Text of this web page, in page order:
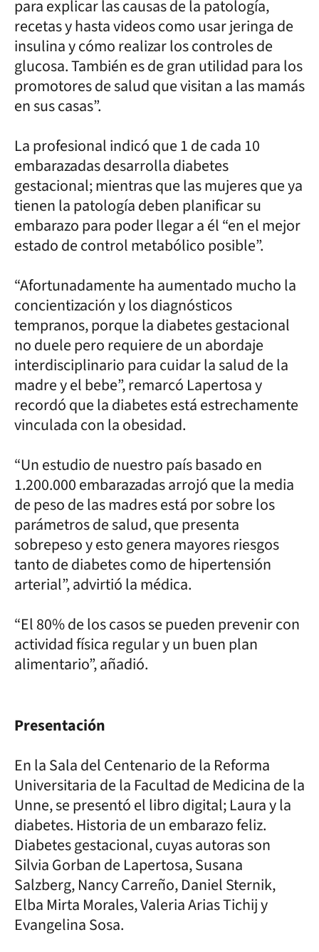
para explicar las causas de la patología,
recetas y hasta videos como usar jeringa de
insulina y cómo realizar los controles de
glucosa. También es de gran utilidad para los
promotores de salud que visitan a las mamás
en sus casas”.
La profesional indicó que 1 de cada 10
embarazadas desarrolla diabetes
gestacional; mientras que las mujeres que ya
tienen la patología deben planificar su
embarazo para poder llegar a él “en el mejor
estado de control metabólico posible”.
“Afortunadamente ha aumentado mucho la
concientización y los diagnósticos
tempranos, porque la diabetes gestacional
no duele pero requiere de un abordaje
interdisciplinario para cuidar la salud de la
madre y el bebe”, remarcó Lapertosa y
recordó que la diabetes está estrechamente
vinculada con la obesidad.
“Un estudio de nuestro país basado en
1.200.000 embarazadas arrojó que la media
de peso de las madres está por sobre los
parámetros de salud, que presenta
sobrepeso y esto genera mayores riesgos
tanto de diabetes como de hipertensión
arterial”, advirtió la médica.
“El 80% de los casos se pueden prevenir con
actividad física regular y un buen plan
alimentario”, añadió.
Presentación
En la Sala del Centenario de la Reforma
Universitaria de la Facultad de Medicina de la
Unne, se presentó el libro digital; Laura y la
diabetes. Historia de un embarazo feliz.
Diabetes gestacional, cuyas autoras son
Silvia Gorban de Lapertosa, Susana
Salzberg, Nancy Carreño, Daniel Sternik,
Elba Mirta Morales, Valeria Arias Tichij y
Evangelina Sosa.